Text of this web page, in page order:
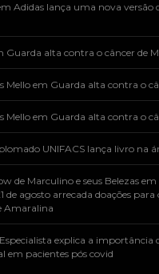
Adidas lança uma nova versão
Guarda alta contra o câncer de
Melloem Guarda alta contra o
Melloem Guarda alta contra o
UNIFACS lança livro na
de Marculino e seus Belezas
de agosto arrecada doações
Amaralina
Especialista explica a importância
em pacientes pós covid